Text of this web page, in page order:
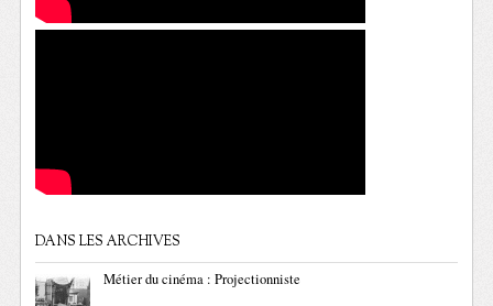
DANS LES ARCHIVES
Métier du cinéma : Projectionniste